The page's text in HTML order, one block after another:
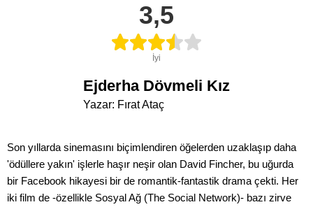
3,5
İyi
Ejderha Dövmeli Kız
Yazar: Fırat Ataç
Son yıllarda sinemasını biçimlendiren öğelerden uzaklaşıp daha
'ödüllere yakın' işlerle haşır neşir olan David Fincher, bu uğurda
bir Facebook hikayesi bir de romantik-fantastik drama çekti. Her
iki film de -özellikle Sosyal Ağ (The Social Network)- bazı zirve